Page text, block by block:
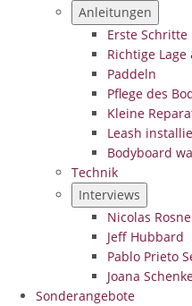
Anleitungen
Erste Schritte
Richtige
Paddeln
Pflege des
Kleine
Leash
Bodyboard
Technik
Interviews
Nicolas
Jeff Hubbard
Pablo Prieto
Joana
Sonderangebote